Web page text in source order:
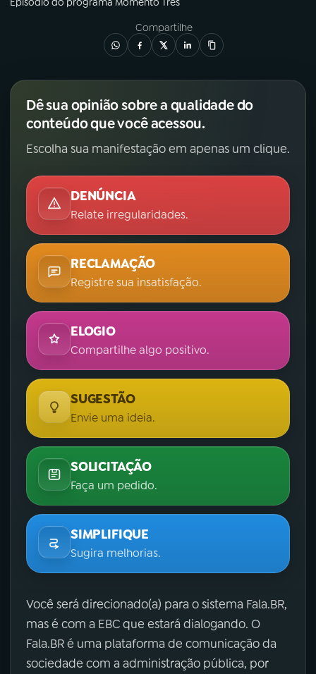
Compartilhe
Dê sua opinião sobre a qualidade do
conteúdo que você acessou.
Escolha sua manifestação em apenas um clique.
DENÚNCIA
Relate irregularidades.
RECLAMAÇÃO
Registre sua insatisfação.
ELOGIO
Compartilhe algo positivo.
SUGESTÃO
Envie uma ideia.
SOLICITAÇÃO
Faça um pedido.
SIMPLIFIQUE
Sugira melhorias.
Você será direcionado(a) para o sistema Fala.BR,
mas é com a EBC que estará dialogando. O
Fala.BR é uma plataforma de comunicação da
sociedade com a administração pública, por